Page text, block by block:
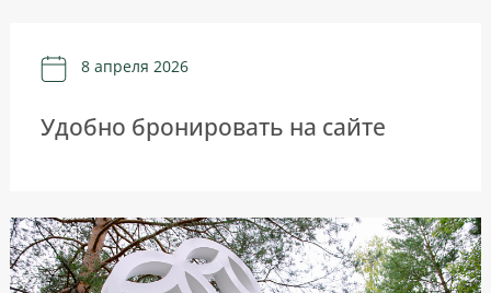
8 апреля 2026
Удобно бронировать на сайте